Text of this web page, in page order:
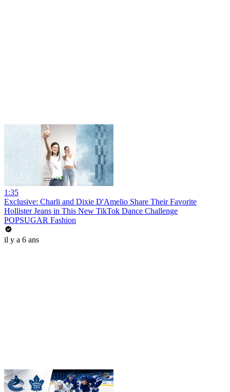
1:35
Exclusive: Charli and Dixie D'Amelio Share Their Favorite
Hollister Jeans in This New TikTok Dance Challenge
POPSUGAR Fashion
il y a 6 ans